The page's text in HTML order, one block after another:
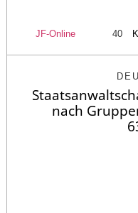
JF-Online 40
nach